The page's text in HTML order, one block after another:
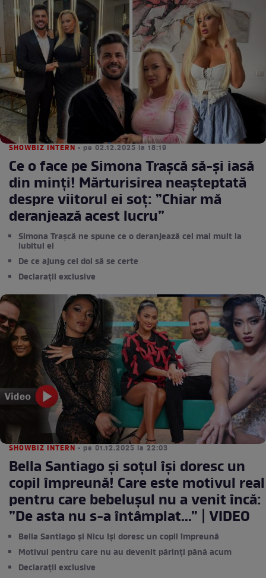
SHOWBIZ INTERN • pe 02.12.2025 la 18:19
Ce o face pe Simona Trașcă să-și iasă
din minți! Mărturisirea neașteptată
despre viitorul ei soț: ”Chiar mă
deranjează acest lucru”
Simona Trașcă ne spune ce o deranjează cel mai mult la
iubitul ei
De ce ajung cei doi să se certe
Declarații exclusive
SHOWBIZ INTERN • pe 01.12.2025 la 22:03
Bella Santiago și soțul își doresc un
copil împreună! Care este motivul real
pentru care bebelușul nu a venit încă:
”De asta nu s-a întâmplat...” | VIDEO
Bella Santiago și Nicu își doresc un copil împreună
Motivul pentru care nu au devenit părinți până acum
Declarații exclusive